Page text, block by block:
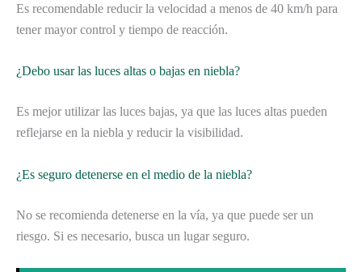
Es recomendable reducir la velocidad a menos de 40 km/h para
tener mayor control y tiempo de reacción.
¿Debo usar las luces altas o bajas en niebla?
Es mejor utilizar las luces bajas, ya que las luces altas pueden
reflejarse en la niebla y reducir la visibilidad.
¿Es seguro detenerse en el medio de la niebla?
No se recomienda detenerse en la vía, ya que puede ser un
riesgo. Si es necesario, busca un lugar seguro.